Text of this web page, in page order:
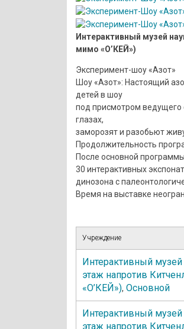
Интерактивный музей
мимо «О’КЕЙ»)
Эксперимент-шоу «Азот»
Шоу «Азот»: Настоящий
детей в шоу
под присмотром ведущего
глазах,
заморозят и разобьют
Продолжительность
После основной
30 интерактивных
динозона с
Время на выставке
Учреждение
Интерактивный
этаж напротив
«О’КЕЙ»), Основной
Интерактивный
этаж напротив